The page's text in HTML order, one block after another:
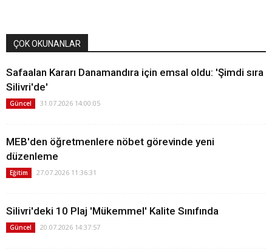
ÇOK OKUNANLAR
Safaalan Kararı Danamandıra için emsal oldu: 'Şimdi sıra
Silivri'de'
Güncel 31.07.2026 14:00:05
MEB'den öğretmenlere nöbet görevinde yeni
düzenleme
Eğitim 27.07.2026 11:36:31
Silivri'deki 10 Plaj 'Mükemmel' Kalite Sınıfında
Güncel 20.07.2026 14:37:57